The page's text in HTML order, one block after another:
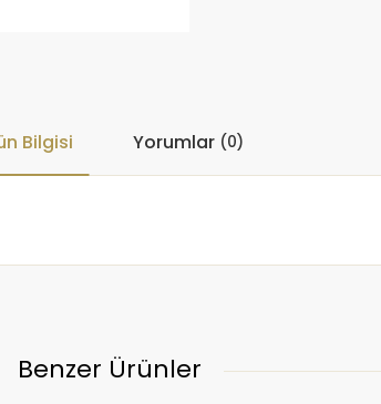
Bilgisi Yorumlar (0)
Benzer Ürünler